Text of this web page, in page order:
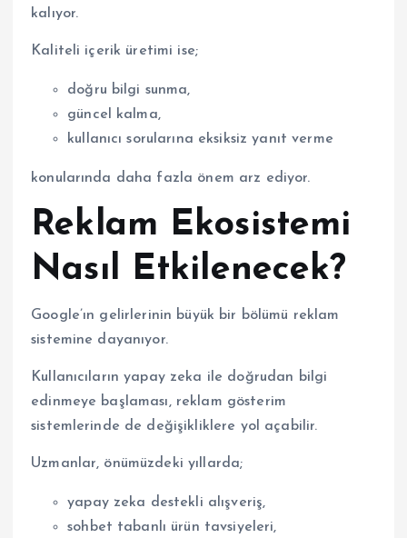
kalıyor.
Kaliteli içerik üretimi ise;
doğru bilgi sunma,
güncel kalma,
kullanıcı sorularına eksiksiz yanıt verme
konularında daha fazla önem arz ediyor.
Reklam Ekosistemi
Nasıl Etkilenecek?
Google’ın gelirlerinin büyük bir bölümü reklam
sistemine dayanıyor.
Kullanıcıların yapay zeka ile doğrudan bilgi
edinmeye başlaması, reklam gösterim
sistemlerinde de değişikliklere yol açabilir.
Uzmanlar, önümüzdeki yıllarda;
yapay zeka destekli alışveriş,
sohbet tabanlı ürün tavsiyeleri,